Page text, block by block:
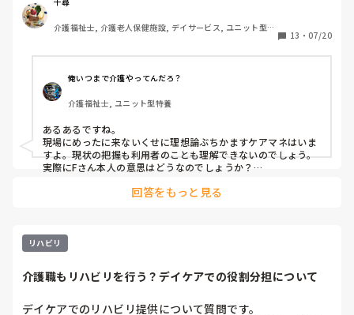
洗う時も背中介助したら、本人に前洗って
下さい。大切な部分は特に自分で
こちらで洗います。洗えてない部分
スパルタしてます。
変化であったり、機能維持へのモチベーションが低ければ、
はっきり言って、現場にできることは限られていますし、変
化を受け入れてケアを合わせていくしかないと思ってます。
昨日できていたことが、今日にはできなくなっていることも
珍しくありません。それを、「前までできてたんだから、で
きないはずがない。もっと声掛けして、職員がすぐに手を貸
に、理想論を押し付けられると、「じゃあ、お手本を見せて
ください」と、思います。
も自走していました。しかし、徐々に「手が動かしにくいか
最初は、「Fさん、すぐに職員に頼らずにゆっくりでもいい
から自分で車椅子をこいでくださいね」「手を動かさないよ
うになったら、ますます手が動かなくなりますよ」と、職員
も声掛けをしていたのですが、Fさんの衰えは日々進行して
いきます。
介護福祉士, 介護老人保健施設, デイサービス, ユニット型特
13 ・ 07/20
俺いつまで介護やってんだろ？
介護福祉士, ユニット型特養
あるあるですね。
現場にめったに来ないくせに理想論ぶちかますケアマネはいま
すよ。現状の把握も利用者のことも理解できないのでしょう。
実際にFさん本人の意思はどうなのでしょうか？
走が厳しいところを見てもらうのは難しいでしょうか？
残存勤務の維持はもちろん重要で必要なことではありますが、
こちらの考え方を押し付けてるケアマネの発言は理解不能です
ね。現状を見てないけど自分のケアプランを貫き通そうとし
回答をもっと見る
リハビリ
介護職もリハビリを行う？デイケアでの役割分担について
デイケアでのリハビリ提供について質問です。